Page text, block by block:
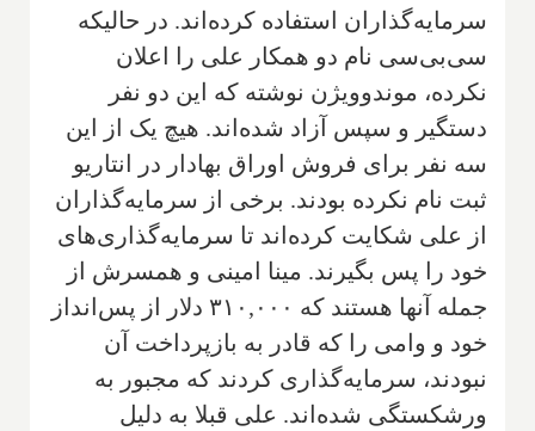
سرمایه‌گذاران استفاده کرده‌اند. در حالیکه
سی‌بی‌سی نام دو همکار علی را اعلان
نکرده، موندوویژن نوشته که این دو نفر
دستگیر و سپس آزاد شده‌اند. هیچ یک از این
سه نفر برای فروش اوراق بهادار در انتاریو
ثبت نام نکرده بودند. برخی از سرمایه‌گذاران
از علی شکایت کرده‌اند تا سرمایه‌گذاری‌های
خود را پس بگیرند. مینا امینی و همسرش از
جمله آنها هستند که ۳۱۰,۰۰۰ دلار از پس‌انداز
خود و وامی را که قادر به بازپرداخت آن
نبودند، سرمایه‌گذاری کردند که مجبور به
ورشکستگی شده‌اند. علی قبلا به دلیل